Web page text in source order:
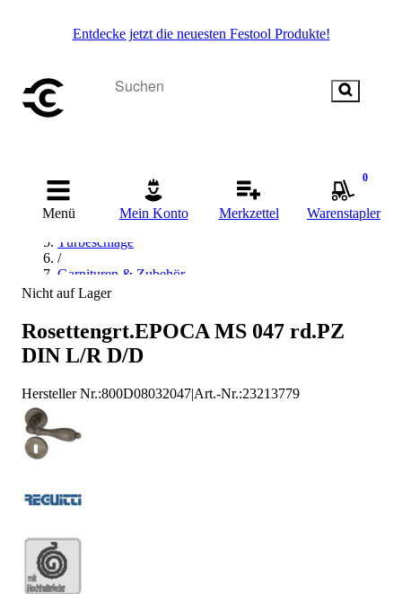
Entdecke jetzt die neuesten Festool Produkte!
Menü Mein Konto Merkzettel
0
Warenstapler
Startseite
/
Beschläge & Sicherheitstechnik
Türbeschläge
/
Garnituren & Zubehör
/
Jatec Drückergarnituren
Nicht auf Lager
Rosettengrt.EPOCA MS 047 rd.PZ
DIN L/R D/D
Hersteller Nr.:800D08032047|Art.-Nr.:23213779